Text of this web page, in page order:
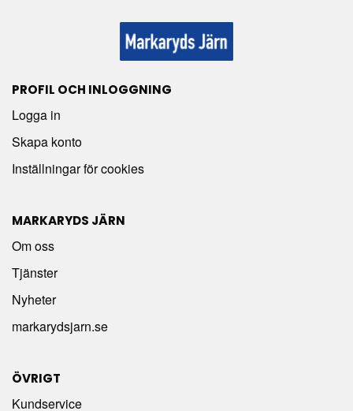
PROFIL OCH INLOGGNING
Logga in
Skapa konto
Inställningar för cookies
MARKARYDS JÄRN
Om oss
Tjänster
Nyheter
markarydsjarn.se
ÖVRIGT
Kundservice